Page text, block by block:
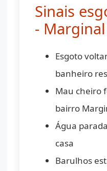
Sinais
-
Esgoto
banheiro
Mau cheiro
bairro
Água
casa
Barulhos